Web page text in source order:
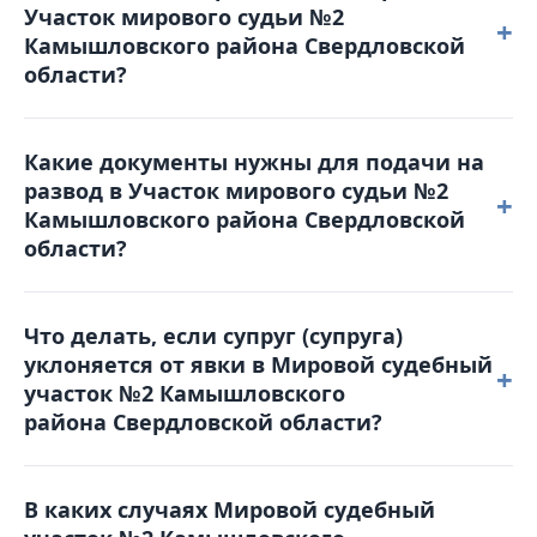
отправить письмо на электронную почту:
2kamr@dms66.ru или воспользоваться порталом
Online-Sud.ru.
Участок мирового судьи №2
Камышловского района Свердловской
области?
+
апелляционную жалобу в Камышловский
районный суд в течение месяца с момента
вынесения решения. Жалоба подается в Мировой
судебный участок №2 Камышловского
района Свердловской области, который и
рассматривал дело.
Какие документы нужны для подачи на
развод в Участок мирового судьи №2
Камышловского района Свердловской
области?
+
свидетельство о браке, квитанция об оплате
госпошлины, свидетельства о рождении детей
(если они есть), а также соглашение о детях (при
наличии несовершеннолетних детей).
Что делать, если супруг (супруга)
уклоняется от явки в Мировой судебный
участок №2 Камышловского
района Свердловской области?
+
отсутствие уклоняющейся стороны. Однако
В каких случаях Мировой судебный